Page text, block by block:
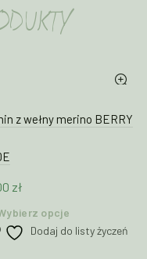
z wełny merino BERRY
zł
opcjeTen
produkt
Dodaj do listy życzeń